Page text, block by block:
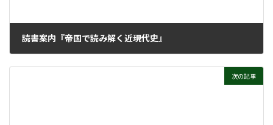
読書案内『帝国で読み解く近現代史』
次の記事